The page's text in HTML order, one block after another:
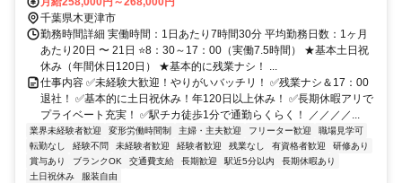
千葉県木更津市
勤務時間詳細 実働時間：1日あたり7時間30分 平均勤務日数：1ヶ月
あたり20日 〜 21日 ⭐8：30～17：00（実働7.5時間） ★基本土日祝
休み（年間休日120日） ★基本的に残業ナシ！ ...
仕事内容 ✅未経験大歓迎！やりがいバッチリ！ ✅残業ナシ＆17：00
退社！ ✅基本的に土日祝休み！年120日以上休み！ ✅長期休暇アリで
プライベート充実！ ✅駅チカ徒歩1分で通勤らくらく！ ／／／／...
業界未経験者歓迎 変形労働時間制 主婦・主夫歓迎 フリーター歓迎
職場見学可
転勤なし
経験不問 未経験者歓迎 経験者歓迎 残業なし 有資格者歓迎
研修あり
賞与あり
ブランクOK 交通費支給 長期歓迎 駅近5分以内
長期休暇あり
土日祝休み
服装自由